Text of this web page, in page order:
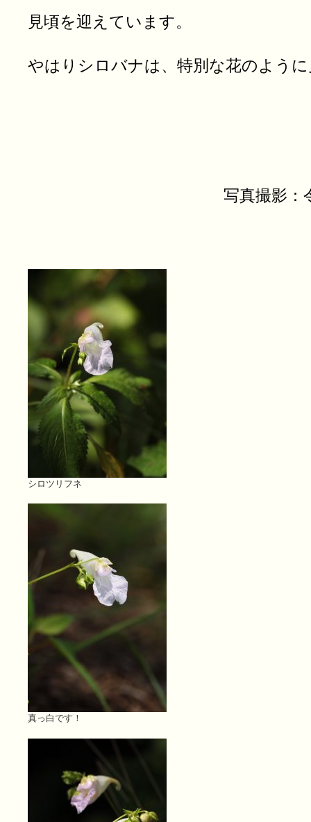
見頃を迎えています。
やはりシロバナは、特別な花のよう
写真撮影：
シロツリフネ
真っ白です！